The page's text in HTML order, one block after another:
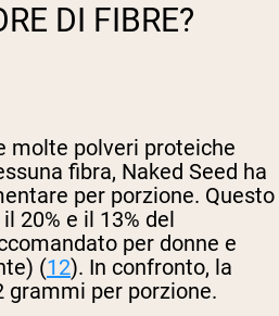
DI FIBRE?
molte polveri proteiche
fibra, Naked Seed ha
per porzione. Questo
20% e il 13% del
per donne e
(12). In confronto, la
grammi per porzione.